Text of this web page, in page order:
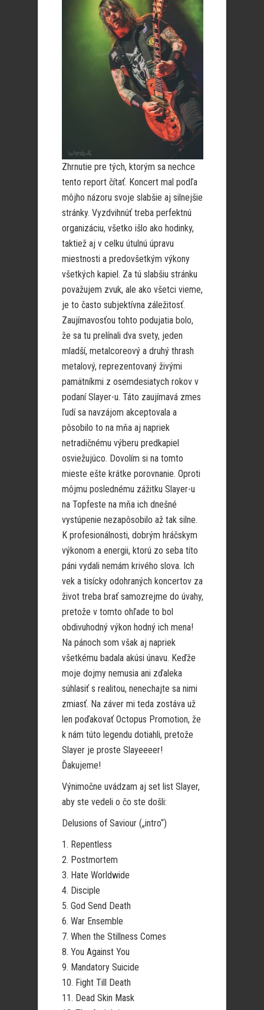
Zhrnutie pre tých, ktorým sa nechce
tento report čítať. Koncert mal podľa
môjho názoru svoje slabšie aj silnejšie
stránky. Vyzdvihnúť treba perfektnú
organizáciu, všetko išlo ako hodinky,
taktiež aj v celku útulnú úpravu
miestnosti a predovšetkým výkony
všetkých kapiel. Za tú slabšiu stránku
považujem zvuk, ale ako všetci vieme,
je to často subjektívna záležitosť.
Zaujímavosťou tohto podujatia bolo,
že sa tu prelínali dva svety, jeden
mladší, metalcoreový a druhý thrash
metalový, reprezentovaný živými
pamätníkmi z osemdesiatych rokov v
podaní Slayer-u. Táto zaujímavá zmes
ľudí sa navzájom akceptovala a
pôsobilo to na mňa aj napriek
netradičnému výberu predkapiel
osviežujúco. Dovolím si na tomto
mieste ešte krátke porovnanie. Oproti
môjmu poslednému zážitku Slayer-u
na Topfeste na mňa ich dnešné
vystúpenie nezapôsobilo až tak silne.
K profesionálnosti, dobrým hráčskym
výkonom a energii, ktorú zo seba títo
páni vydali nemám krivého slova. Ich
vek a tisícky odohraných koncertov za
život treba brať samozrejme do úvahy,
pretože v tomto ohľade to bol
obdivuhodný výkon hodný ich mena!
Na pánoch som však aj napriek
všetkému badala akúsi únavu. Keďže
moje dojmy nemusia ani zďaleka
súhlasiť s realitou, nenechajte sa nimi
zmiasť. Na záver mi teda zostáva už
len poďakovať Octopus Promotion, že
k nám túto legendu dotiahli, pretože
Slayer je proste Slayeeeer!
Ďakujeme!
Výnimočne uvádzam aj set list Slayer,
aby ste vedeli o čo ste došli:
Delusions of Saviour („intro“)
1. Repentless
2. Postmortem
3. Hate Worldwide
4. Disciple
5. God Send Death
6. War Ensemble
7. When the Stillness Comes
8. You Against You
9. Mandatory Suicide
10. Fight Till Death
11. Dead Skin Mask